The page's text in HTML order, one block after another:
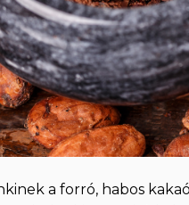
a forró, habos